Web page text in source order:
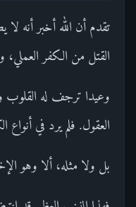
تقدم أن الله أخبر أنه
القتل من الكفر العملي،
وعيدا ترجف له القلوب
العقول. فلم يرد في أنواع
بل ولا مثله، ألا وهو